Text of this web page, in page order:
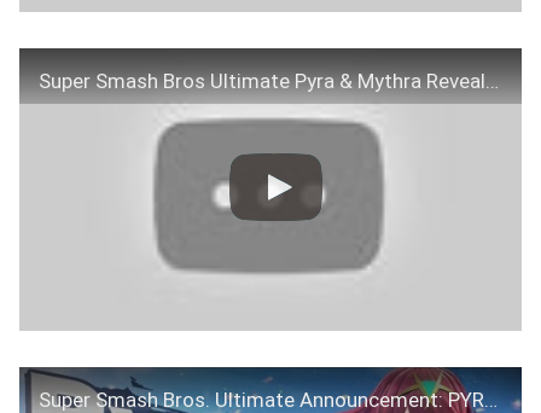
Super Smash Bros Ultimate Pyra & Mythra Reveal Trailer Reaction | Nintendo Direct 2021
Super Smash Bros. Ultimate Announcement: PYRA & MYTHRA | NINTENDO DIRECT REACTION